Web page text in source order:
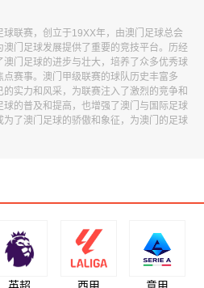
联赛，创立于19XX年，由澳门足球总会
门足球发展提供了重要的竞技平台。历经
门足球的进步与壮大，培养了众多优秀球
赛事。澳门甲级联赛的球队历史丰富多
实力和风采，为联赛注入了激烈的竞争和
的普及和提高，也增强了澳门与国际足球
了澳门足球的骄傲和象征，为澳门的足球